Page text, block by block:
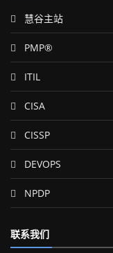
慧谷主站
PMP®
ITIL
CISA
CISSP
DEVOPS
NPDP
联系我们